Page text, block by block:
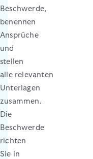
Beschwerde,
benennen
Ansprüche
und
stellen
alle relevanten
Unterlagen
zusammen.
Die
Beschwerde
richten
Sie in